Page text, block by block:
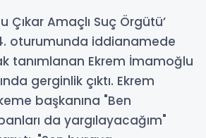
Çıkar Amaçlı Suç Örgütü’
oturumunda iddianamede
tanımlanan Ekrem İmamoğlu
gerginlik çıktı. Ekrem
başkanına "Ben
da yargılayacağım"